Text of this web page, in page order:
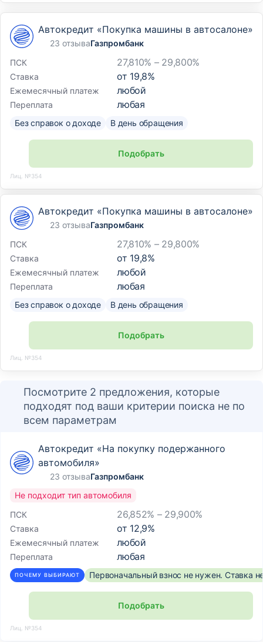
Автокредит «Покупка машины в автосалоне»
23 отзываГазпромбанк
ПСК
27,810% – 29,800%
Ставка от 19,8%
Ежемесячный платеж любой
Переплата любая
Без справок о доходе В день обращения
Подобрать
Лиц. №354
Автокредит «Покупка машины в автосалоне»
23 отзываГазпромбанк
ПСК
27,810% – 29,800%
Ставка от 19,8%
Ежемесячный платеж любой
Переплата любая
Без справок о доходе В день обращения
Подобрать
Лиц. №354
Посмотрите 2 предложения, которые
подходят под ваши критерии поиска не по
всем параметрам
Автокредит «На покупку подержанного
автомобиля»
23 отзываГазпромбанк
ПСК 26,852% – 29,900%
Ставка от 12,9%
Ежемесячный платеж любой
Переплата любая
Не подходит тип автомобиля
ПОЧЕМУ ВЫБИРАЮТ Первоначальный взнос не нужен. Ставка
Подобрать
Лиц. №354